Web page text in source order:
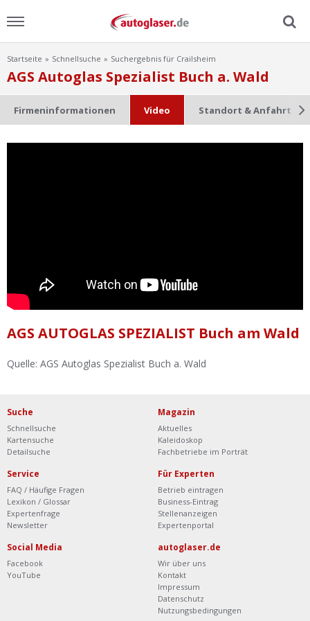
Menu
Home
Lexikon
Startseite Schnellsuche Suchergebnis für Crailsheim
AGS Autoglas Spezialist Buch a. Wald
Firmeninformationen Video Standort & Anfahrt
AGS AUTOGLAS SPEZIALIST Buch am Wald
Quelle: AGS Autoglas Spezialist Buch a. Wald
Suche
Schnellsuche
Kartensuche
Detailsuche
Magazin
Aktuelles
Kaleidoskop
Fachbetriebe im Porträt
Service
FAQ / Häufige Fragen
Lexikon / Glossar
Expertenfrage
Newsletter
Für Experten
Betrieb eintragen
Business-Eintrag
Stellenanzeigen
Expertenportal
Social Media
Facebook
YouTube
autoglaser.de
Wir über uns
Kontakt
Impressum
Datenschutz
Nutzungsbedingungen